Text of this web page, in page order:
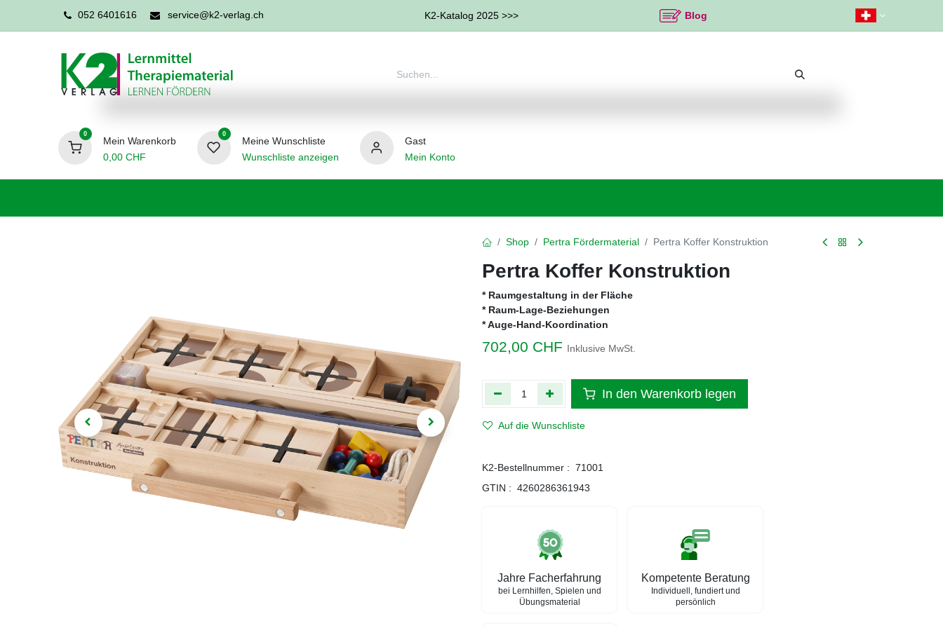
052 6401616 service@k2-verlag.ch K2-Katalog 2025 >>> Blog
0
Mein Warenkorb
0,00CHF
0
Meine Wunschliste
Wunschliste anzeigen
Gast
Mein Konto
Shop Pertra Fördermaterial Pertra Koffer Konstruktion
Pertra Koffer Konstruktion
* Raumgestaltung in der Fläche
* Raum-Lage-Beziehungen
* Auge-Hand-Koordination
702,00 CHF Inklusive MwSt.
In den Warenkorb legen
Auf die Wunschliste
K2-Bestellnummer : 71001
GTIN : 4260286361943
Jahre Facherfahrung
bei Lernhilfen, Spielen und
Übungsmaterial
Kompetente Beratung
Individuell, fundiert und
persönlich